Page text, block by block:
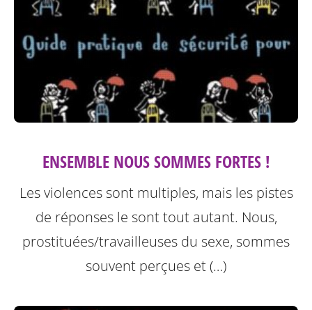
ENSEMBLE NOUS SOMMES FORTES !
Les violences sont multiples, mais les pistes
de réponses le sont tout autant. Nous,
prostituées/travailleuses du sexe, sommes
souvent perçues et (…)